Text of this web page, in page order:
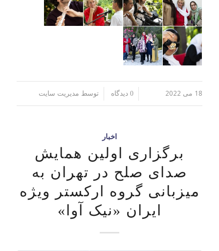
18 می 2022 / 0 دیدگاه توسط مدیریت سایت
اخبار
برگزاری اولین همایش
صدای صلح در تهران به
میزبانی گروه ارکستر ویژه
ایران «نیک آوا»